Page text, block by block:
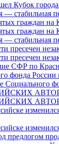
Кубок
— стабильная
граждан
граждан
— стабильная
пресечен
пресечен
СФР по
фонда
Социального
предлогом